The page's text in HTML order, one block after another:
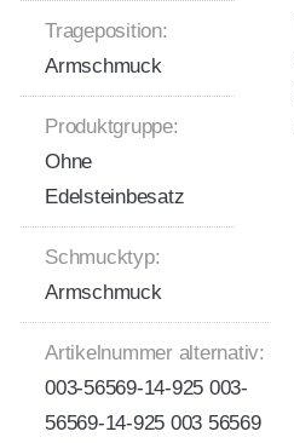
Trageposition:
Armschmuck
Produktgruppe:
Ohne
Edelsteinbesatz
Schmucktyp:
Armschmuck
Artikelnummer alternativ:
003-56569-14-925 003-
56569-14-925 003 56569